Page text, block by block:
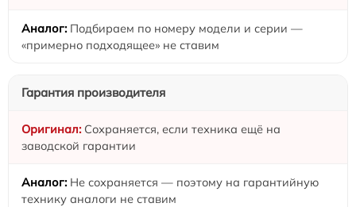
Подбираем по номеру модели и серии —
«примерно подходящее» не ставим
Гарантия производителя
Сохраняется, если техника ещё на
заводской гарантии
Не сохраняется — поэтому на гарантийную
технику аналоги не ставим